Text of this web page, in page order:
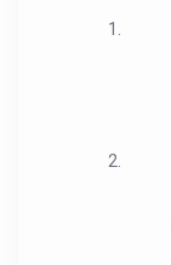
1.
2.